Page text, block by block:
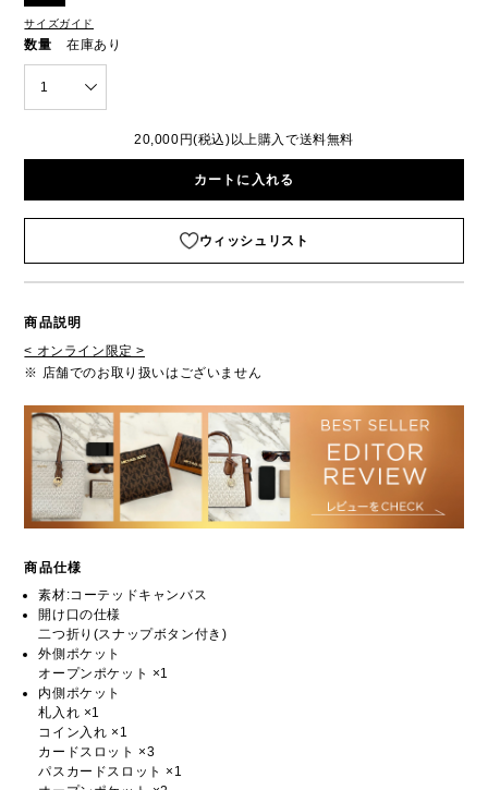
サイズガイド
数量 在庫あり
1
20,000円(税込)以上購入で送料無料
カートに入れる
ウィッシュリスト
商品説明
< オンライン限定 >
※ 店舗でのお取り扱いはございません
商品仕様
素材:コーテッドキャンバス
開け口の仕様
二つ折り(スナップボタン付き)
外側ポケット
オープンポケット ×1
内側ポケット
札入れ ×1
コイン入れ ×1
カードスロット ×3
パスカードスロット ×1